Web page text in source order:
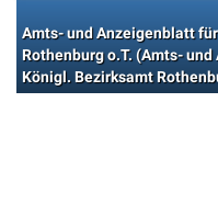
Amts- und Anzeigenblatt
Rothenburg o.T. (Amts-
Königl. Bezirksamt